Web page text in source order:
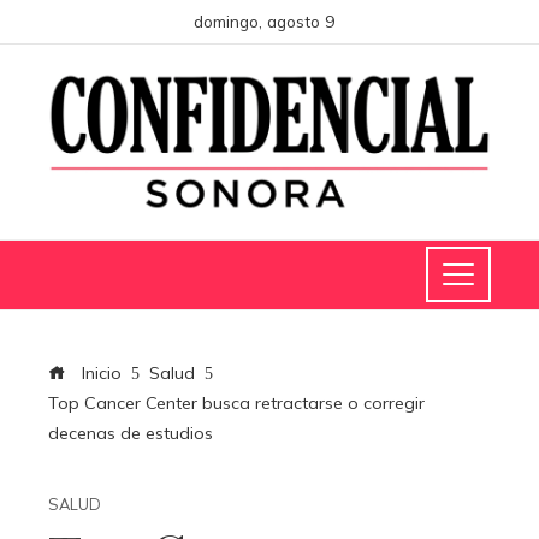
domingo, agosto 9
Inicio
Salud
Top Cancer Center busca retractarse o corregir
decenas de estudios
SALUD